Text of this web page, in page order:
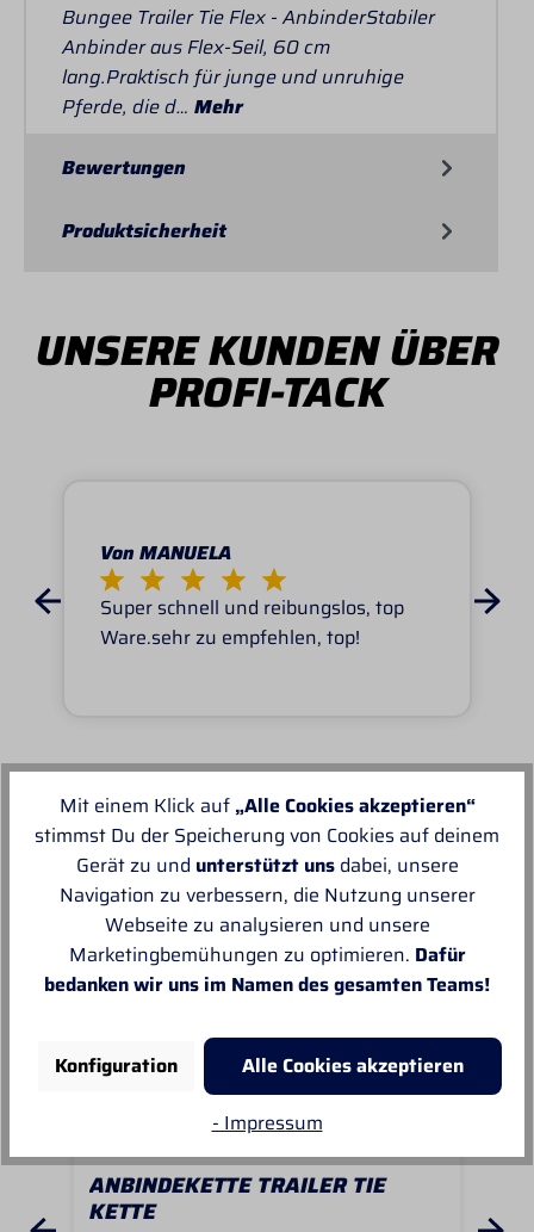
Bungee Trailer Tie Flex - AnbinderStabiler
Anbinder aus Flex-Seil, 60 cm
lang.Praktisch für junge und unruhige
Pferde, die d… Mehr
Bewertungen
Produktsicherheit
UNSERE KUNDEN ÜBER
PROFI-TACK
Von MANUELA
Super schnell und reibungslos, top
Ware.sehr zu empfehlen, top!
Unsere Empfehlungen
ANBINDEKETTE TRAILER TIE
KETTE
Mit einem Klick auf „Alle Cookies akzeptieren“
stimmst Du der Speicherung von Cookies auf deinem
Gerät zu und unterstützt unsdabei, unsere
Navigation zu verbessern, die Nutzung unserer
Webseite zu analysieren und unsere
Marketingbemühungen zu optimieren. Dafür
bedanken wir uns im Namen des gesamten Teams!
Konfiguration
Alle Cookies akzeptieren
- Impressum